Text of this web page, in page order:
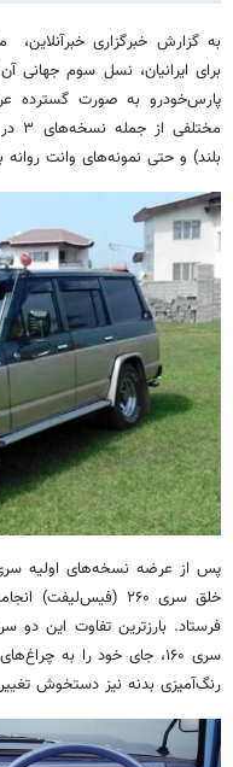
به گزارش خبرگزاری
پارس‌خودرو به صورت گسترده
بلند) و حتی نمونه‌های وانت روانه
خلق سری ۲۶۰
فرستاد. بارزترین تفاوت این
رنگ‌آمیزی بدنه نیز دستخوش